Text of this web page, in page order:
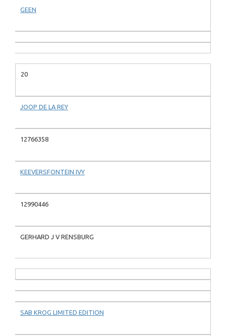
GEEN
20
JOOP DE LA REY
12766358
KEEVERSFONTEIN IVY
12990446
GERHARD J V RENSBURG
SAB KROG LIMITED EDITION